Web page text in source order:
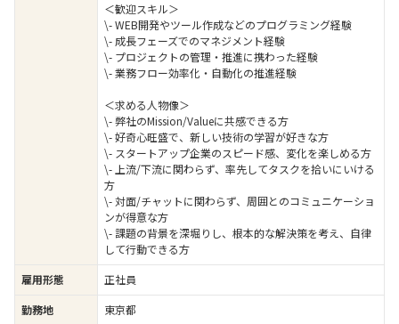
＜歓迎スキル＞
\- WEB開発やツール作成などのプログラミング経験
\- 成長フェーズでのマネジメント経験
\- プロジェクトの管理・推進に携わった経験
\- 業務フロー効率化・自動化の推進経験
＜求める人物像＞
\- 弊社のMission/Valueに共感できる方
\- 好奇心旺盛で、新しい技術の学習が好きな方
\- スタートアップ企業のスピード感、変化を楽しめる方
\- 上流/下流に関わらず、率先してタスクを拾いにいける
方
\- 対面/チャットに関わらず、周囲とのコミュニケーショ
ンが得意な方
\- 課題の背景を深堀りし、根本的な解決策を考え、自律
して行動できる方
雇用形態
正社員
勤務地
東京都